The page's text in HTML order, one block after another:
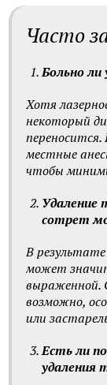
Часто
Больно ли
Хотя
некоторый
местные
чтобы
Удаление
сотрет
В
может
выраженной.
возможно,
или
Есть ли
удаления